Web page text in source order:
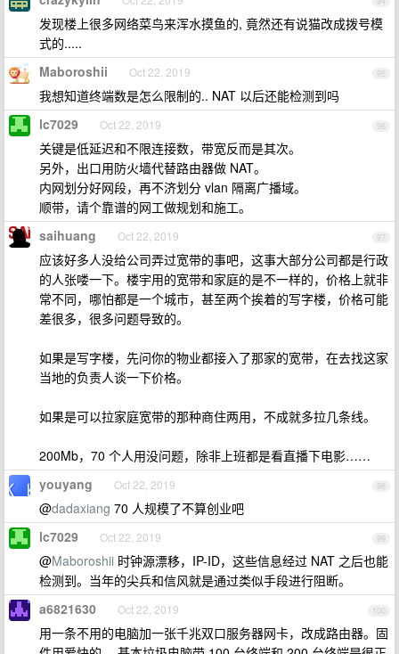
发现楼上很多网络菜鸟来浑水摸鱼的, 竟然还有说猫改成拨号模
式的.....
95
Maboroshii Oct 22, 2019
我想知道终端数是怎么限制的.. NAT 以后还能检测到吗
96
lc7029 Oct 22, 2019
关键是低延迟和不限连接数，带宽反而是其次。
另外，出口用防火墙代替路由器做 NAT。
内网划分好网段，再不济划分 vlan 隔离广播域。
顺带，请个靠谱的网工做规划和施工。
97
saihuang Oct 22, 2019
应该好多人没给公司弄过宽带的事吧，这事大部分公司都是行政
的人张喽一下。楼宇用的宽带和家庭的是不一样的，价格上就非
常不同，哪怕都是一个城市，甚至两个挨着的写字楼，价格可能
差很多，很多问题导致的。
如果是写字楼，先问你的物业都接入了那家的宽带，在去找这家
当地的负责人谈一下价格。
如果是可以拉家庭宽带的那种商住两用，不成就多拉几条线。
200Mb，70 个人用没问题，除非上班都是看直播下电影……
98
youyang Oct 22, 2019
@dadaxiang 70 人规模了不算创业吧
99
lc7029 Oct 22, 2019
@Maboroshii 时钟源漂移，IP-ID，这些信息经过 NAT 之后也能
检测到。当年的尖兵和信风就是通过类似手段进行阻断。
100
a6821630 Oct 22, 2019
用一条不用的电脑加一张千兆双口服务器网卡，改成路由器。固